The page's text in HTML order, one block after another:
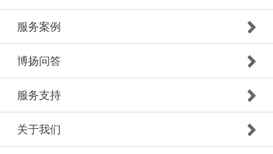
服务案例
博扬问答
服务支持
关于我们